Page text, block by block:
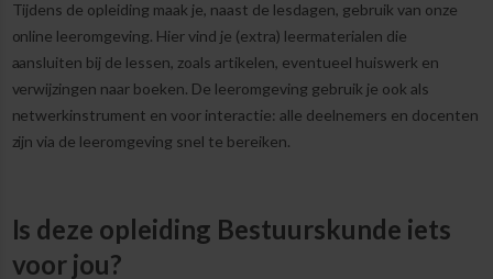
Tijdens de opleiding maak je, naast de lesdagen, gebruik van onze
online leeromgeving. Hier vind je (extra) leermaterialen die
aansluiten bij de lessen, zoals artikelen, eventueel huiswerk en
verwijzingen naar boeken. De leeromgeving gebruik je ook als
netwerkinstrument en voor interactie: alle deelnemers en docenten
zijn via de leeromgeving snel te bereiken.
Is deze opleiding Bestuurskunde iets
voor jou?